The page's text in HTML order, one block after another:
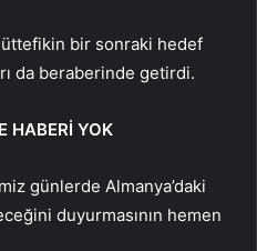
bir sonraki hedef
da beraberinde getirdi.
HABERİ YOK
günlerde Almanya’daki
duyurmasının hemen